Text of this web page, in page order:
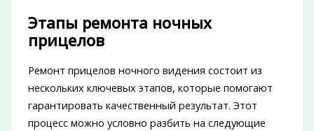
Этапы ремонта ночных
прицелов
Ремонт прицелов ночного видения состоит из
нескольких ключевых этапов, которые помогают
гарантировать качественный результат. Этот
процесс можно условно разбить на следующие